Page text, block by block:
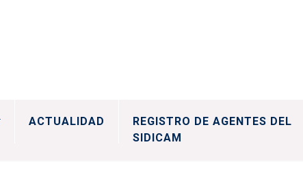
ACTUALIDAD
REGISTRO DE AGENTES DEL
SIDICAM